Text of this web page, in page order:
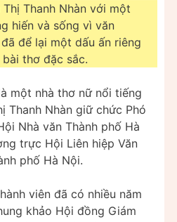
Thanh Nhàn với một
hiến và sống vì văn
để lại một dấu ấn riêng
thơ đặc sắc.
một nhà thơ nữ nổi tiếng
Thanh Nhàn giữ chức Phó
Nhà văn Thành phố Hà
trực Hội Liên hiệp Văn
phố Hà Nội.
viên đã có nhiều năm
khảo Hội đồng Giám